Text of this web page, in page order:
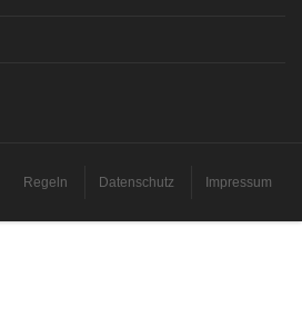
Regeln Datenschutz Impressum